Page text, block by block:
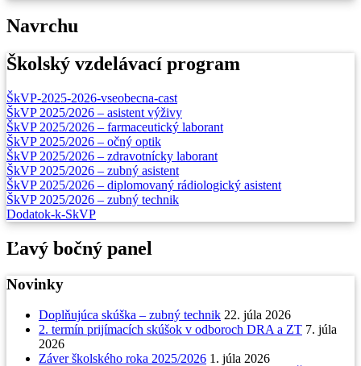
Navrchu
Školský vzdelávací program
ŠkVP-2025-2026-vseobecna-cast
ŠkVP 2025/2026 – asistent výživy
ŠkVP 2025/2026 – farmaceutický laborant
ŠkVP 2025/2026 – očný optik
ŠkVP 2025/2026 – zdravotnícky laborant
ŠkVP 2025/2026 – zubný asistent
ŠkVP 2025/2026 – diplomovaný rádiologický asistent
ŠkVP 2025/2026 – zubný technik
Dodatok-k-SkVP
Ľavý bočný panel
Novinky
Doplňujúca skúška – zubný technik 22. júla 2026
2. termín prijímacích skúšok v odboroch DRA a ZT 7. júla
2026
Záver školského roka 2025/2026 1. júla 2026